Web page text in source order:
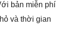
bản miễn phí
và thời gian